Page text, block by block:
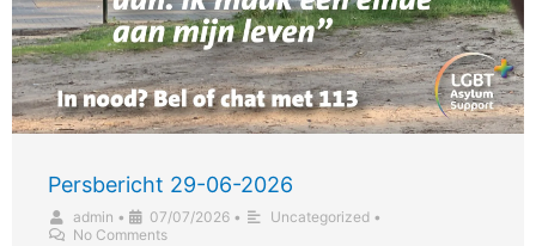
Persbericht 29-06-2026
admin • 07/07/2026 • Uncategorized •
No Comments